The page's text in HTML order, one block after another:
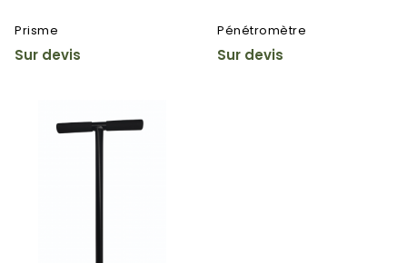
Prisme
Sur devis
Pénétromètre
Sur devis